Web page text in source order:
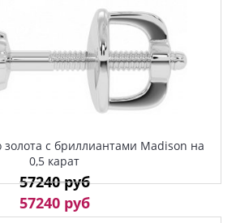
золота с бриллиантами Madison на
0,5 карат
57240 руб
57240 руб